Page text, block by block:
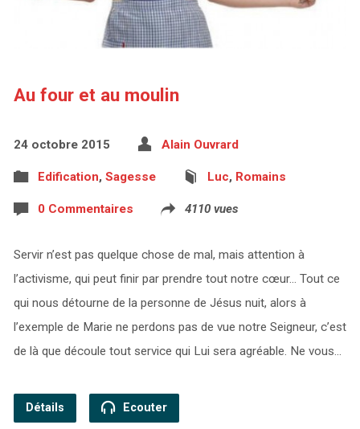
Au four et au moulin
24 octobre 2015 Alain Ouvrard
Edification, Sagesse Luc, Romains
0 Commentaires 4110 vues
Servir n’est pas quelque chose de mal, mais attention à
l’activisme, qui peut finir par prendre tout notre cœur… Tout ce
qui nous détourne de la personne de Jésus nuit, alors à
l’exemple de Marie ne perdons pas de vue notre Seigneur, c’est
de là que découle tout service qui Lui sera agréable. Ne vous…
Détails Ecouter